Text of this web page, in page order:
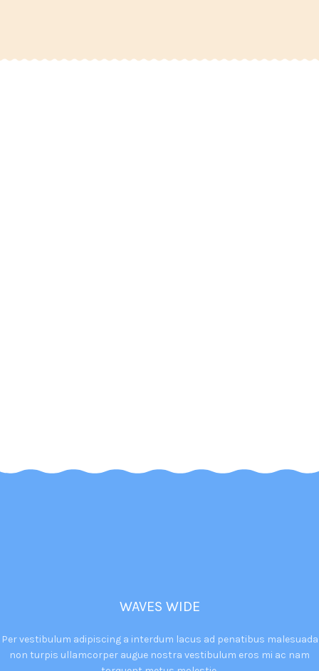
WAVES WIDE
Per vestibulum adipiscing a interdum lacus ad penatibus malesuada
non turpis ullamcorper augue nostra vestibulum eros mi ac nam